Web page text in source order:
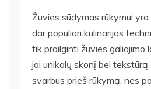
Žuvies sūdymas rūkymui
dar populiari kulinarijos
tik prailginti žuvies galiojimo
jai unikalų skonį bei
svarbus prieš rūkymą, nes